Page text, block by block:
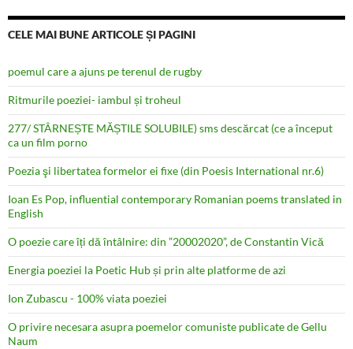
CELE MAI BUNE ARTICOLE ȘI PAGINI
poemul care a ajuns pe terenul de rugby
Ritmurile poeziei- iambul și troheul
277/ STÂRNEȘTE MĂȘTILE SOLUBILE) sms descărcat (ce a început
ca un film porno
Poezia şi libertatea formelor ei fixe (din Poesis International nr.6)
Ioan Es Pop, influential contemporary Romanian poems translated in
English
O poezie care îți dă întâlnire: din ”20002020”, de Constantin Vică
Energia poeziei la Poetic Hub și prin alte platforme de azi
Ion Zubascu - 100% viata poeziei
O privire necesara asupra poemelor comuniste publicate de Gellu
Naum